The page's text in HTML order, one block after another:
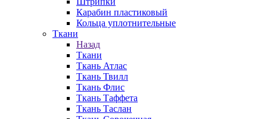
Карабин пластиковый
Кольца уплотнительные
Ткани
Назад
Ткани
Ткань Атлас
Ткань Твилл
Ткань Флис
Ткань Таффета
Ткань Таслан